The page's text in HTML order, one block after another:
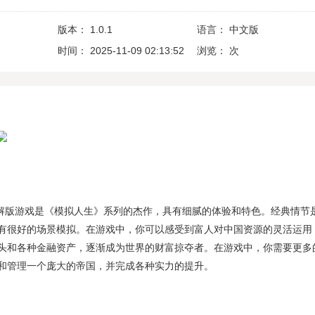
版本： 1.0.1 语言：
中文版
时间：
2025-11-09 02:13:52 浏览： 次
版游戏是《模拟人生》系列的杰作，具有细腻的体验和特色。经典情节
很好的场景模拟。在游戏中，你可以感受到富人对中国资源的灵活运用
和各种金融资产，逐渐成为世界的财富掠夺者。在游戏中，你需要更多
管理一个庞大的帝国，并完成各种实力的提升。